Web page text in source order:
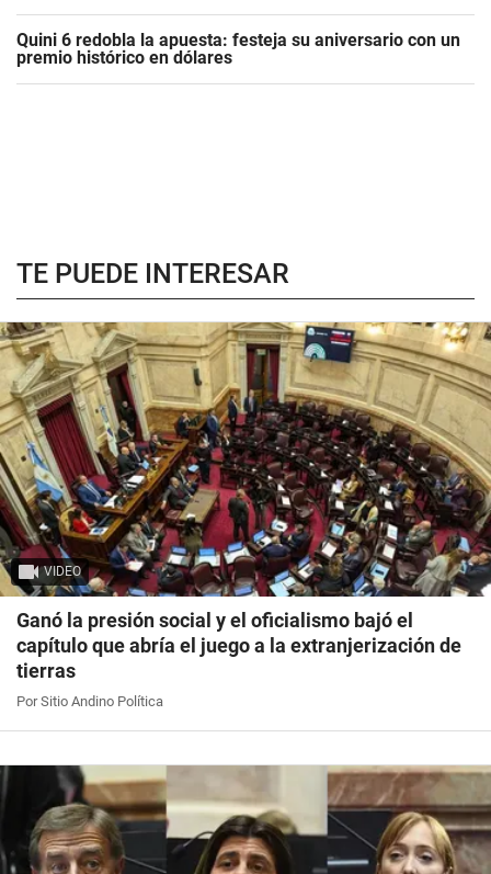
Quini 6 redobla la apuesta: festeja su aniversario con un
premio histórico en dólares
TE PUEDE INTERESAR
VIDEO
Ganó la presión social y el oficialismo bajó el
capítulo que abría el juego a la extranjerización de
tierras
Por Sitio Andino Política